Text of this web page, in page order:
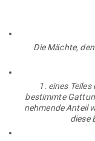
Die Mächte,
1. eines
bestimmte
neh­mende Anteil
diese